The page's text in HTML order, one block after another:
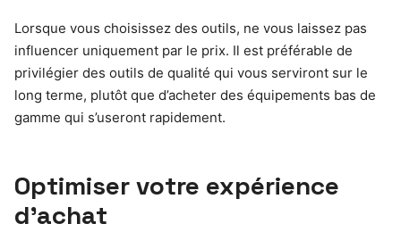
Lorsque vous choisissez des outils, ne vous laissez pas
influencer uniquement par le prix. Il est préférable de
privilégier des outils de qualité qui vous serviront sur le
long terme, plutôt que d’acheter des équipements bas de
gamme qui s’useront rapidement.
Optimiser votre expérience
d’achat